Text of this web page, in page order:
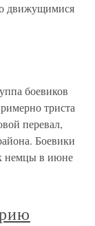
движущимися
боевиков
триста
перевал,
Боевики
немцы в июне